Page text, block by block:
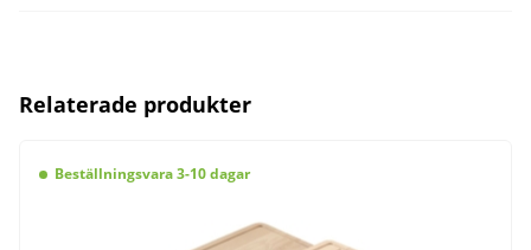
Relaterade produkter
Beställningsvara 3-10 dagar